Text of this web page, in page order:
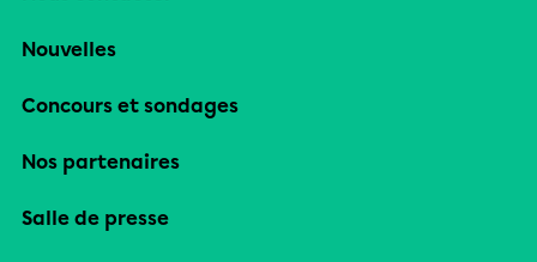
Nouvelles
Concours et sondages
Nos partenaires
Salle de presse